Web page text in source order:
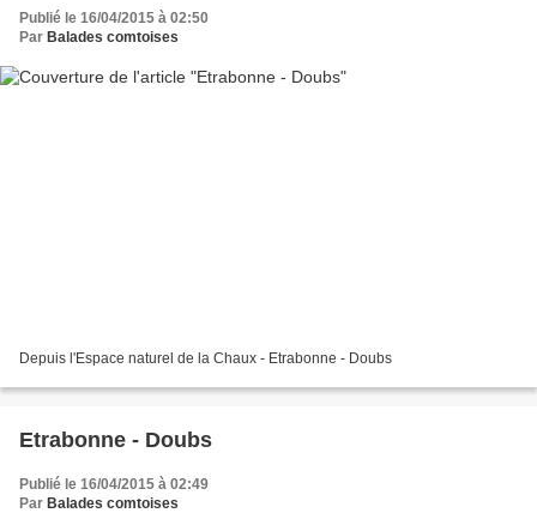
Publié le 16/04/2015 à 02:50
Par Balades comtoises
Depuis l'Espace naturel de la Chaux - Etrabonne - Doubs
Etrabonne - Doubs
Publié le 16/04/2015 à 02:49
Par Balades comtoises